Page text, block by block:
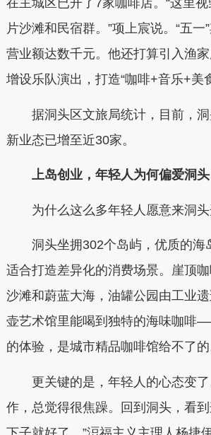
在主城区已开了7家咖啡店。“这里
片沙滩和民宿群。”项上宸说。“五一
营业额达数千元。他还打算引入渔家
增设乐队演出，打造“咖啡+音乐+美
据洞头区文旅局统计，目前，洞
新业态已增至近30家。
上岛创业，年轻人为何偏爱洞头
为什么这么多年轻人愿意来洞头
洞头坐拥302个岛屿，优质的海
适合打造差异化的消费场景。崖顶
沙滩和蔚蓝大海，油罐公园由工业
壶艺术馆里能喝到独特的海味咖啡
的体验，是城市精品咖啡馆给不了的
更关键的是，年轻人的心态变了
作，总觉得很焦躁。回到洞头，看